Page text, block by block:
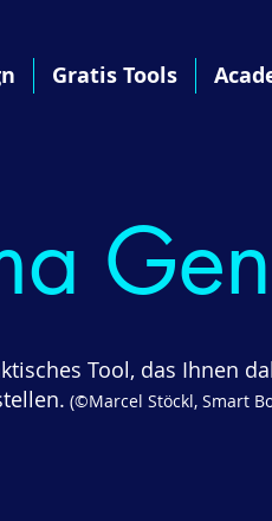
Gratis Tools
Tool, das Ihnen
(©Marcel Stöckl, Smart